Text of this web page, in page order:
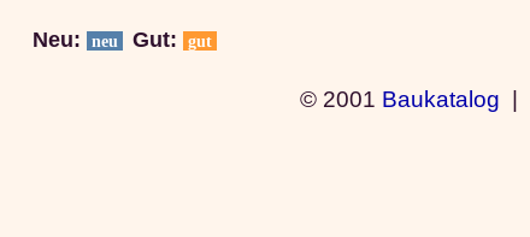
Neu: neu Gut: gut
© 2001 Baukatalog |